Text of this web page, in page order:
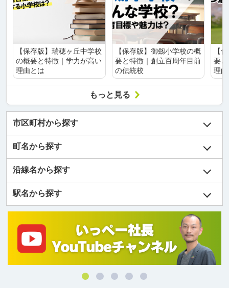
【保存版】瑞穂ヶ丘中学校
の概要と特徴｜学力が高い
理由とは
【保存版】御劔小学校の概
要と特徴｜創立百周年目前
の伝統校
【
要
理
もっと見る
市区町村から探す
町名から探す
沿線名から探す
駅名から探す